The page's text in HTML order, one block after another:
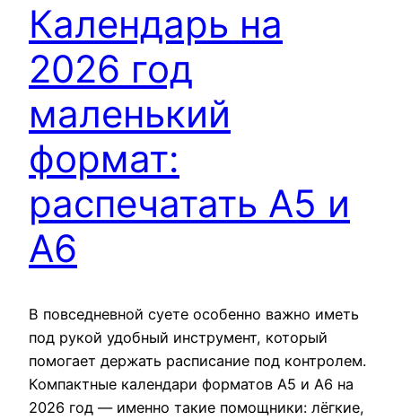
Календарь на
2026 год
маленький
формат:
распечатать А5 и
А6
В повседневной суете особенно важно иметь
под рукой удобный инструмент, который
помогает держать расписание под контролем.
Компактные календари форматов A5 и A6 на
2026 год — именно такие помощники: лёгкие,